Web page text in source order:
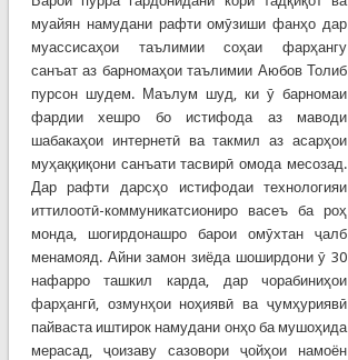
муайян намудани рафти омӯзиши фанҳо дар
муассисаҳои таълимии соҳаи фарҳангу
санъат аз барномаҳои таълимии Аюбов Толиб
пурсон шудем. Маълум шуд, ки ӯ барномаи
фардии хешро бо истифода аз маводи
шабакаҳои интернетӣ ва такмил аз асарҳои
муҳаққиқони санъати тасвирӣ омода месозад.
Дар рафти дарсҳо истифодаи технологияи
иттилоотӣ-коммуникатсиониро васеъ ба роҳ
монда, шогирдонашро барои омӯхтан ҷалб
менамояд. Айни замон зиёда шоширдони ӯ 30
нафарро ташкил карда, дар чорабиниҳои
фарҳангӣ, озмунҳои ноҳиявӣ ва ҷумҳуриявӣ
пайваста иштирок намудани онҳо ба мушоҳида
мерасад, ҷоизаву сазовори ҷойҳои намоён